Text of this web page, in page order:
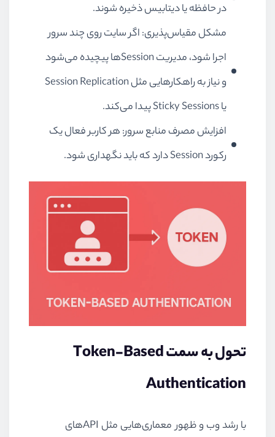
در حافظه یا دیتابیس ذخیره شوند.
مشکل مقیاس‌پذیری: اگر سایت روی چند سرور
اجرا شود، مدیریت Sessionها پیچیده می‌شود
و نیاز به راهکارهایی مثل Session Replication
یا Sticky Sessions پیدا می‌کند.
افزایش مصرف منابع سرور: هر کاربر فعال یک
رکورد Session دارد که باید نگهداری شود.
تحول به سمت Token-Based
Authentication
با رشد وب و ظهور معماری‌هایی مثل APIهای